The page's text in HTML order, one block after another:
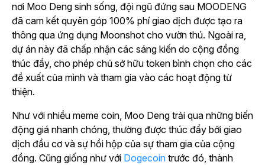
nơi Moo Deng sinh sống, đội ngũ đứng sau MOODENG
đã cam kết quyên góp 100% phí giao dịch được tạo ra
thông qua ứng dụng Moonshot cho vườn thú. Ngoài ra,
dự án này đã chấp nhận các sáng kiến do cộng đồng
thúc đẩy, cho phép chủ sở hữu token bình chọn cho các
đề xuất của mình và tham gia vào các hoạt động từ
thiện.
Như với nhiều meme coin, Moo Deng trải qua những biến
động giá nhanh chóng, thường được thúc đẩy bởi giao
dịch đầu cơ và sự hồi hộp của sự tham gia của cộng
đồng. Cũng giống như với Dogecoin trước đó, thành